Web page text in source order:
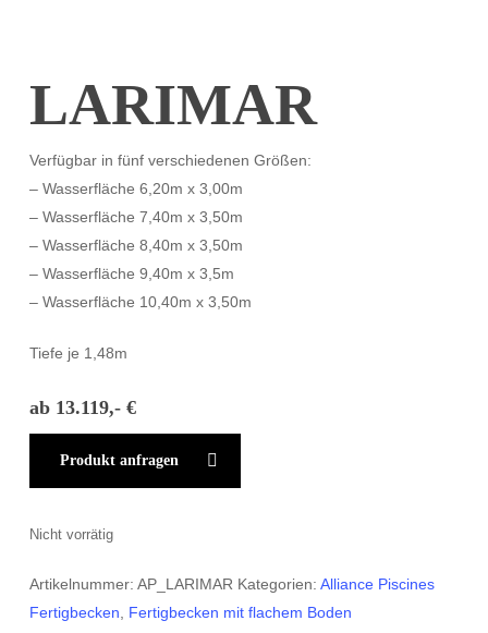
LARIMAR
Verfügbar in fünf verschiedenen Größen:
– Wasserfläche 6,20m x 3,00m
– Wasserfläche 7,40m x 3,50m
– Wasserfläche 8,40m x 3,50m
– Wasserfläche 9,40m x 3,5m
– Wasserfläche 10,40m x 3,50m
Tiefe je 1,48m
ab 13.119,- €
Produkt anfragen
Nicht vorrätig
Artikelnummer: AP_LARIMAR Kategorien: Alliance Piscines
Fertigbecken, Fertigbecken mit flachem Boden